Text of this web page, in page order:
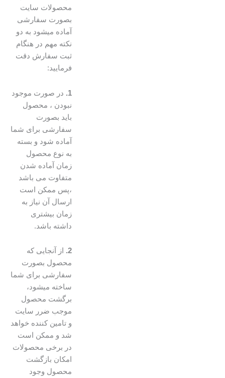
محصولات سایت
بصورت سفارشی
آماده میشود به دو
نکته مهم در هنگام
ثبت سفارش دقت
فرمایید:
در صورت موجود
نبودن ، محصول
باید بصورت
سفارشی برای شما
آماده شود و بسته
به نوع محصول
زمان آماده شدن
متفاوت می باشد
،پس ممکن است
ارسال آن نیاز به
زمان بیشتری
داشته باشد.
از آنجایی که
محصول بصورت
سفارشی برای شما
ساخته میشود،
برگشت محصول
موجب ضرر سایت
و تامین کننده خواهد
شد و ممکن است
در برخی محصولات
امکان بازگشت
محصول وجود